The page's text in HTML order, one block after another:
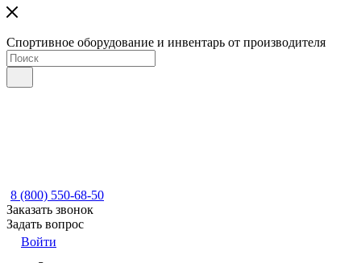
Спортивное оборудование и инвентарь от производителя
8 (800) 550-68-50
Заказать звонок
Задать вопрос
Войти